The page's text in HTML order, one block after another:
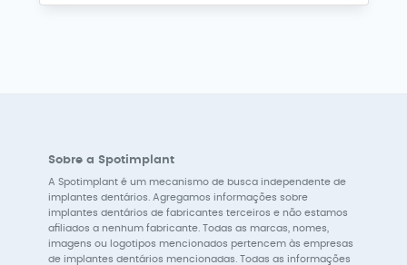
Sobre a Spotimplant
A Spotimplant é um mecanismo de busca independente de
implantes dentários. Agregamos informações sobre
implantes dentários de fabricantes terceiros e não estamos
afiliados a nenhum fabricante. Todas as marcas, nomes,
imagens ou logotipos mencionados pertencem às empresas
de implantes dentários mencionadas. Todas as informações